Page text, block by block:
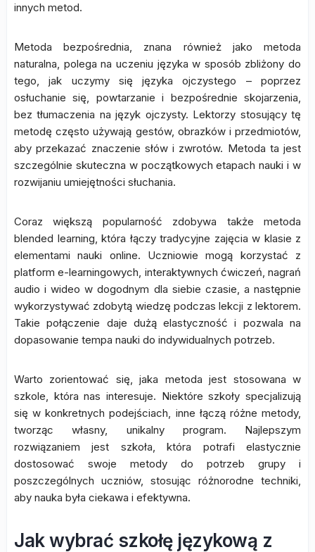
innych metod.
Metoda bezpośrednia, znana również jako metoda
naturalna, polega na uczeniu języka w sposób zbliżony do
tego, jak uczymy się języka ojczystego – poprzez
osłuchanie się, powtarzanie i bezpośrednie skojarzenia,
bez tłumaczenia na język ojczysty. Lektorzy stosujący tę
metodę często używają gestów, obrazków i przedmiotów,
aby przekazać znaczenie słów i zwrotów. Metoda ta jest
szczególnie skuteczna w początkowych etapach nauki i w
rozwijaniu umiejętności słuchania.
Coraz większą popularność zdobywa także metoda
blended learning, która łączy tradycyjne zajęcia w klasie z
elementami nauki online. Uczniowie mogą korzystać z
platform e-learningowych, interaktywnych ćwiczeń, nagrań
audio i wideo w dogodnym dla siebie czasie, a następnie
wykorzystywać zdobytą wiedzę podczas lekcji z lektorem.
Takie połączenie daje dużą elastyczność i pozwala na
dopasowanie tempa nauki do indywidualnych potrzeb.
Warto zorientować się, jaka metoda jest stosowana w
szkole, która nas interesuje. Niektóre szkoły specjalizują
się w konkretnych podejściach, inne łączą różne metody,
tworząc własny, unikalny program. Najlepszym
rozwiązaniem jest szkoła, która potrafi elastycznie
dostosować swoje metody do potrzeb grupy i
poszczególnych uczniów, stosując różnorodne techniki,
aby nauka była ciekawa i efektywna.
Jak wybrać szkołę językową z